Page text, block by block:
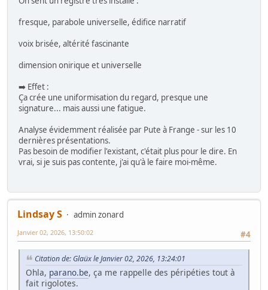
fresque, parabole universelle, édifice narratif
voix brisée, altérité fascinante
dimension onirique et universelle
➡️ Effet :
Ça crée une uniformisation du regard, presque une
signature... mais aussi une fatigue.
Analyse évidemment réalisée par Pute à Frange - sur les 10
dernières présentations.
Pas besoin de modifier l'existant, c'était plus pour le dire. En
vrai, si je suis pas contente, j'ai qu'à le faire moi-même.
Lindsay S
admin zonard
#4
Janvier 02, 2026, 13:50:02
Citation de: Glaüx le Janvier 02, 2026, 13:24:01
Ohla, parano.be, ça me rappelle des péripéties tout à
fait rigolotes.